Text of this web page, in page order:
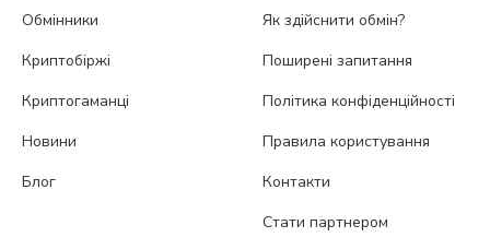
Обмінники
Криптобіржі
Криптогаманці
Новини
Блог
Як здійснити обмін?
Поширені запитання
Політика конфіденційності
Правила користування
Контакти
Стати партнером